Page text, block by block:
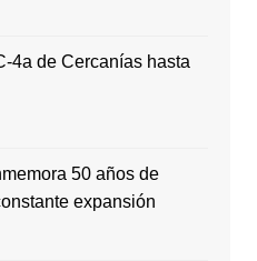
4a de Cercanías hasta
50 años de
expansión